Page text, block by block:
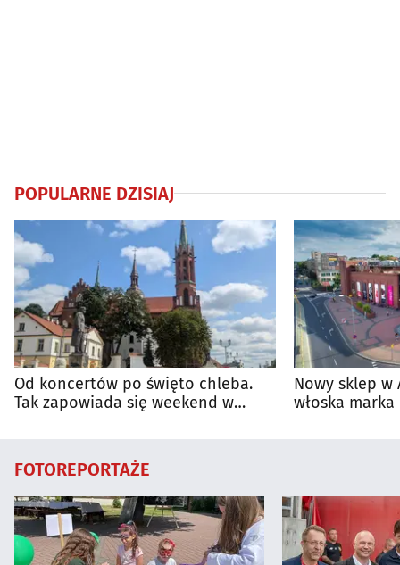
POPULARNE DZISIAJ
Od koncertów po święto chleba.
Tak zapowiada się weekend w
Nowy sklep w
włoska
FOTOREPORTAŻE